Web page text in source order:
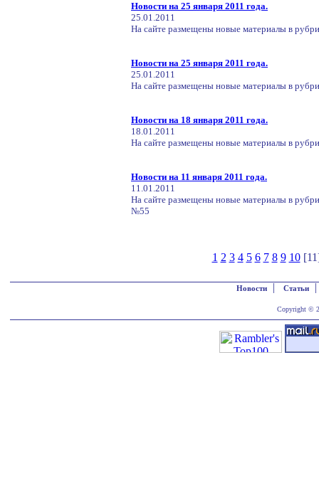
Новости на 25 января 2011 года.
25.01.2011
На сайте размещены новые материалы в
Новости на 25 января 2011 года.
25.01.2011
На сайте размещены новые материалы в
Новости на 18 января 2011 года.
18.01.2011
На сайте размещены новые материалы в
Новости на 11 января 2011 года.
11.01.2011
На сайте размещены новые материалы в
№55
1 2 3 4 5 6 7 8 9 10
Новости| Статьи
Copyright ©